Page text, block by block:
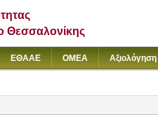
Θεσσαλονίκης
ΕΘΑΑΕ ΟΜΕΑ Αξιολόγηση